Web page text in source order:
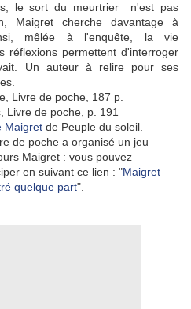
le sort du meurtrier n'est pas
cherche davantage à
mêlée à l'enquête, la vie
réflexions permettent d'interroger
Un auteur à relire pour ses
Livre de poche, 187 p.
, Livre de poche, p. 191
Maigret de Peuple du soleil.
de poche a organisé un jeu
Maigret : vous pouvez
en suivant ce lien : "Maigret
quelque part".